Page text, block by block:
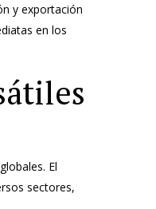
y exportación
en los
El
sectores,